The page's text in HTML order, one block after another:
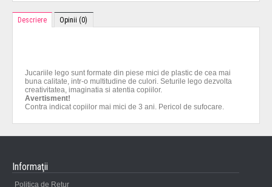
Descriere Opinii (0)
Jucariile lego sunt formate din piese mici de plastic de cea mai
buna calitate, intr-o multitudine de culori. Seturile lego dezvolta
creativitatea, imaginatia si atentia copiilor.
Avertisment!
Contra indicat copiilor mai mici de 3 ani. Pericol de sufocare.
Informaţii
Politica de Retur